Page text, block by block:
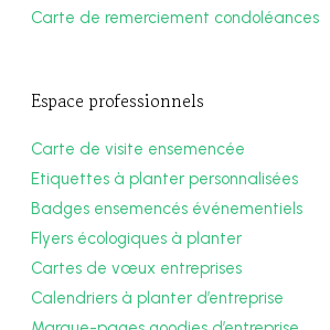
Carte de remerciement condoléances
Espace professionnels
Carte de visite ensemencée
Etiquettes à planter personnalisées
Badges ensemencés événementiels
Flyers écologiques à planter
Cartes de vœux entreprises
Calendriers à planter d’entreprise